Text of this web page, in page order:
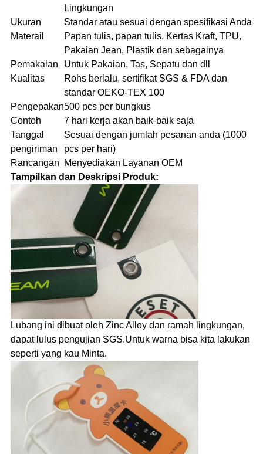
Lingkungan
Ukuran
Standar atau sesuai dengan spesifikasi Anda
Materail
Papan tulis, papan tulis, Kertas Kraft, TPU,
Pakaian Jean, Plastik dan sebagainya
Pemakaian
Untuk Pakaian, Tas, Sepatu dan dll
Kualitas
Rohs berlalu, sertifikat SGS & FDA dan
standar OEKO-TEX 100
Pengepakan500 pcs per bungkus
Contoh
7 hari kerja akan baik-baik saja
Tanggal
pengiriman
Sesuai dengan jumlah pesanan anda (1000
pcs per hari)
Rancangan
Menyediakan Layanan OEM
Tampilkan dan Deskripsi Produk:
Lubang ini dibuat oleh Zinc Alloy dan ramah lingkungan,
dapat lulus pengujian SGS.Untuk warna bisa kita lakukan
seperti yang kau Minta.